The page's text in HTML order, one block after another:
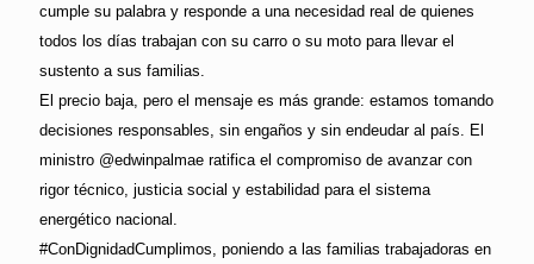
cumple su palabra y responde a una necesidad real de quienes
todos los días trabajan con su carro o su moto para llevar el
sustento a sus familias.
El precio baja, pero el mensaje es más grande: estamos tomando
decisiones responsables, sin engaños y sin endeudar al país. El
ministro @edwinpalmae ratifica el compromiso de avanzar con
rigor técnico, justicia social y estabilidad para el sistema
energético nacional.
#ConDignidadCumplimos, poniendo a las familias trabajadoras en